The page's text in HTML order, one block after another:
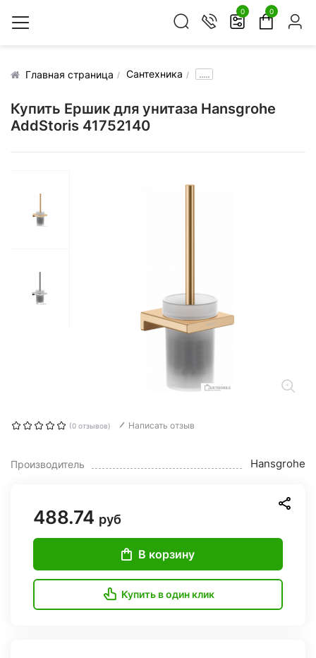
0 0
Главная страница Сантехника .....
Купить Ершик для унитаза Hansgrohe
AddStoris 41752140
(0 отзывов) Написать отзыв
Производитель Hansgrohe
488.74 руб
В корзину
Купить в один клик